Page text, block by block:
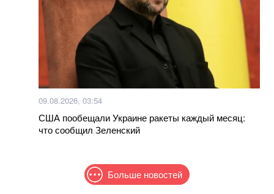
09.08.2026, 03:54
США пообещали Украине ракеты каждый месяц:
что сообщил Зеленский
Больше новостей